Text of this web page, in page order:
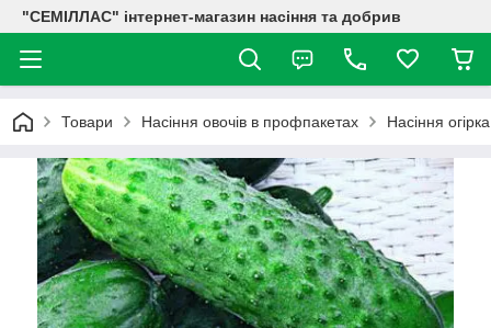
"СЕМІЛЛАС" інтернет-магазин насіння та добрив
Товари Насіння овочів в профпакетах Насіння